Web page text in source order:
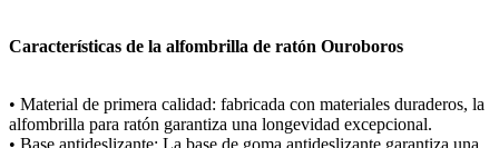
Características de la alfombrilla de ratón Ouroboros
• Material de primera calidad: fabricada con materiales duraderos, la
alfombrilla para ratón garantiza una longevidad excepcional.